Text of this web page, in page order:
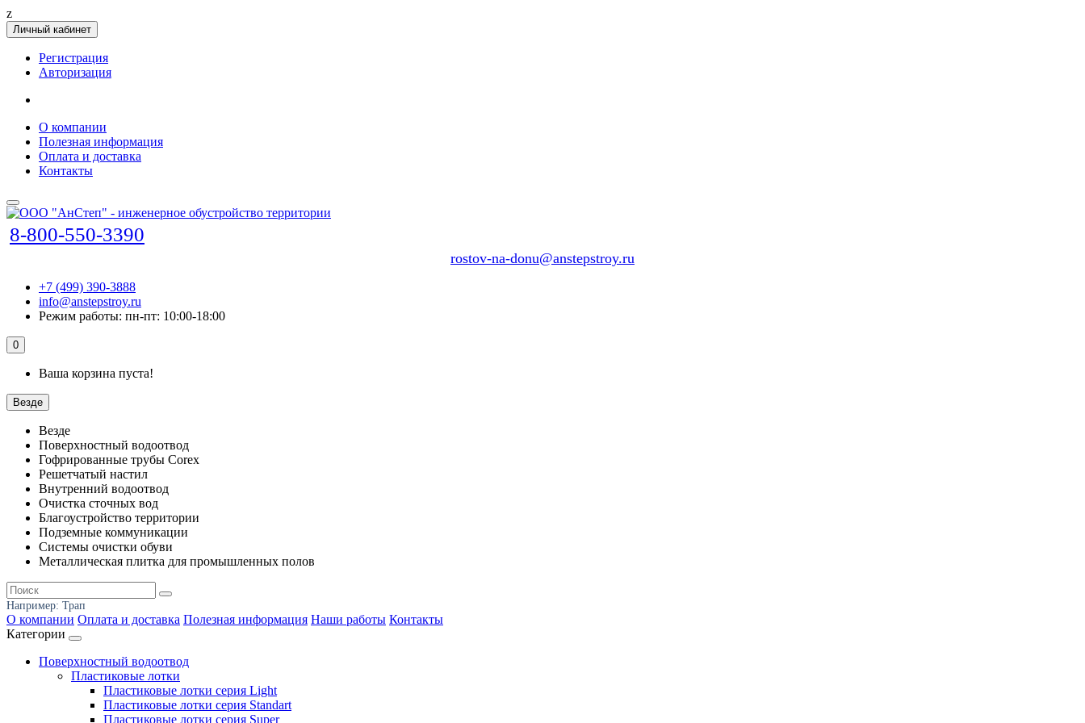
z
Личный кабинет
Регистрация
Авторизация
О компании
Полезная информация
Оплата и доставка
Контакты
8-800-550-3390
rostov-na-donu@anstepstroy.ru
+7 (499) 390-3888
info@anstepstroy.ru
Режим работы: пн-пт: 10:00-18:00
0
Ваша корзина пуста!
Везде
Везде
Поверхностный водоотвод
Гофрированные трубы Corex
Решетчатый настил
Внутренний водоотвод
Очистка сточных вод
Благоустройство территории
Подземные коммуникации
Системы очистки обуви
Металлическая плитка для промышленных полов
Например: Трап
О компании Оплата и доставка Полезная информация Наши работы Контакты
Категории
Поверхностный водоотвод
Пластиковые лотки
Пластиковые лотки серия Light
Пластиковые лотки серия Standart
Пластиковые лотки серия Super